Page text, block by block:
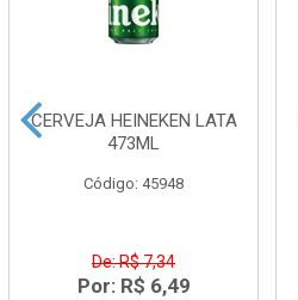
CERVEJA HEINEKEN LATA
473ML
Código: 45948
De: R$ 7,34
Por: R$ 6,49